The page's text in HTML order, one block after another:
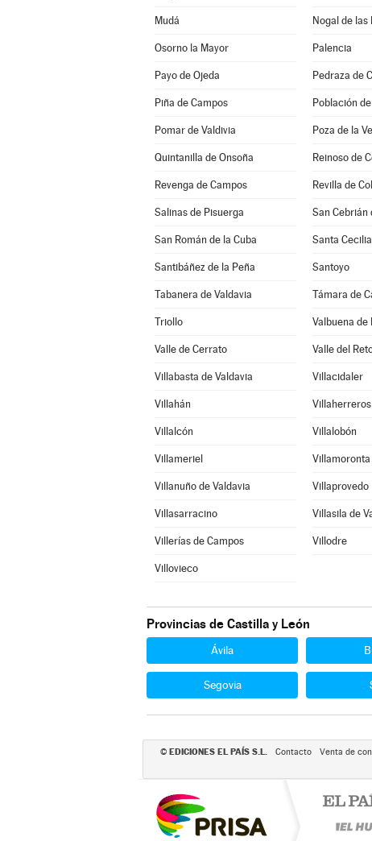
Mudá Nogal de las
Osorno la Mayor Palencia
Payo de Ojeda Pedraza de
Piña de Campos Población
Pomar de Valdivia Poza de la
Quintanilla de Onsoña Reinoso de
Revenga de Campos Revilla de
Salinas de Pisuerga San Cebrián
San Román de la Cuba Santa
Santibáñez de la Peña Santoyo
Tabanera de Valdavia Támara de
Triollo Valbuena de
Valle de Cerrato Valle del
Villabasta de Valdavia Villacidaler
Villahán Villaherreros
Villalcón Villalobón
Villameriel Villamoronta
Villanuño de Valdavia Villaprovedo
Villasarracino Villasila de
Villerías de Campos Villodre
Villovieco
Provincias de Castilla y León
Ávila
Segovia
© EDICIONES EL PAÍS S.L. Contacto Venta de